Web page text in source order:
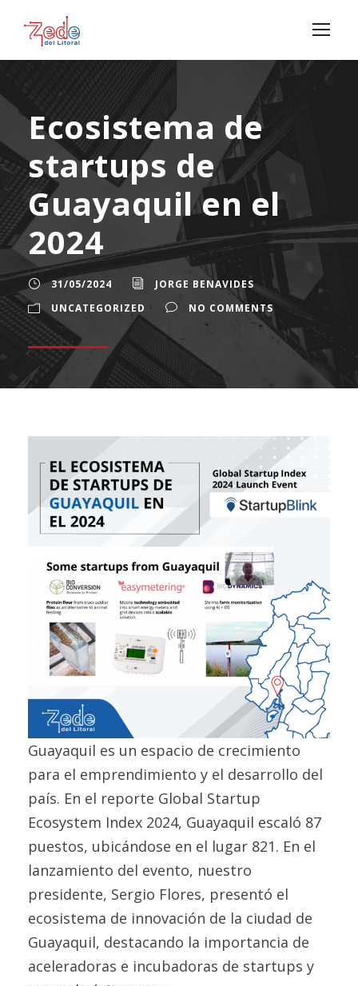
Ecosistema de
startups de
Guayaquil en el
2024
31/05/2024
JORGE BENAVIDES
UNCATEGORIZED
NO COMMENTS
Guayaquil es un espacio de crecimiento
para el emprendimiento y el desarrollo del
país. En el reporte Global Startup
Ecosystem Index 2024, Guayaquil escaló 87
puestos, ubicándose en el lugar 821. En el
lanzamiento del evento, nuestro
presidente, Sergio Flores, presentó el
ecosistema de innovación de la ciudad de
Guayaquil, destacando la importancia de
aceleradoras e incubadoras de startups y